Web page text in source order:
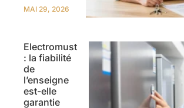
MAI 29, 2026
Electromust
: la fiabilité
de
l’enseigne
est-elle
garantie